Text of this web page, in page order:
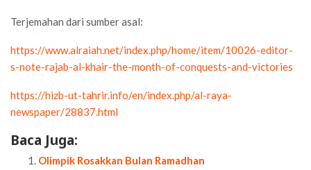
Terjemahan dari sumber asal:
https://www.alraiah.net/index.php/home/item/10026-editor-
s-note-rajab-al-khair-the-month-of-conquests-and-victories
https://hizb-ut-tahrir.info/en/index.php/al-raya-
newspaper/28837.html
Baca Juga:
Olimpik Rosakkan Bulan Ramadhan